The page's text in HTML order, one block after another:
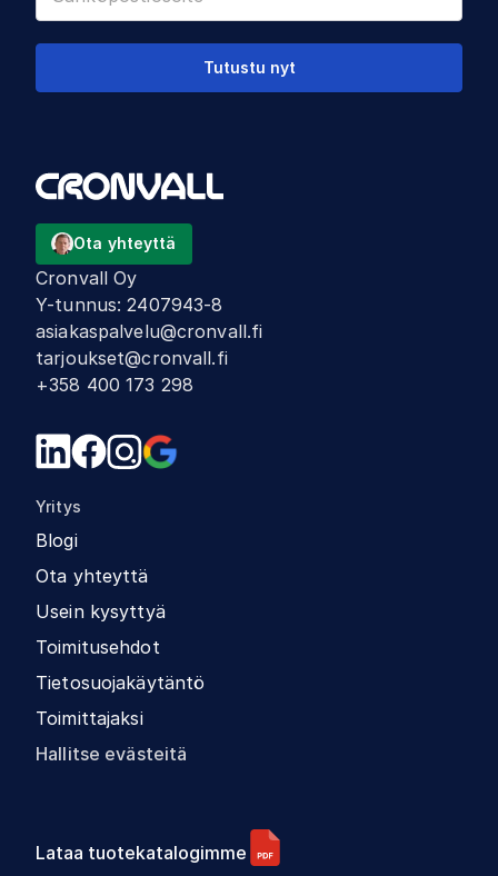
Tutustu nyt
Ota yhteyttä
Cronvall Oy
Y-tunnus:2407943-8
asiakaspalvelu@cronvall.fi
tarjoukset@cronvall.fi
+358 400 173 298
Yritys
Blogi
Ota yhteyttä
Usein kysyttyä
Toimitusehdot
Tietosuojakäytäntö
Toimittajaksi
Hallitse evästeitä
Lataa tuotekatalogimme